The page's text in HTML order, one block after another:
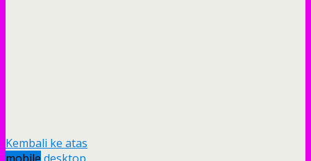
Kembali ke atas